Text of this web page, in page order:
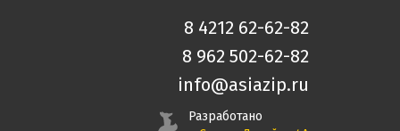
8 4212 62-62-82
8 962 502-62-82
info@asiazip.ru
Разработано